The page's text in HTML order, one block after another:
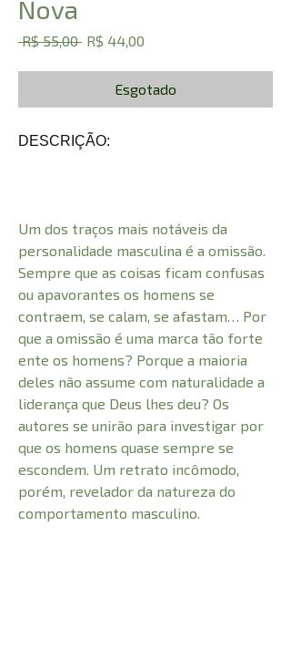
Nova
R$ 55,00 Preço
R$ 44,00
Esgotado
DESCRIÇÃO:
Um dos traços mais notáveis da
personalidade masculina é a omissão.
Sempre que as coisas ficam confusas
ou apavorantes os homens se
contraem, se calam, se afastam… Por
que a omissão é uma marca tão forte
ente os homens? Porque a maioria
deles não assume com naturalidade a
liderança que Deus lhes deu? Os
autores se unirão para investigar por
que os homens quase sempre se
escondem. Um retrato incômodo,
porém, revelador da natureza do
comportamento masculino.